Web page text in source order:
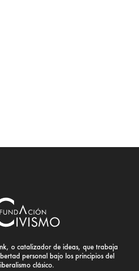
o catalizador de ideas, que trabaja
personal bajo los principios del
clásico.